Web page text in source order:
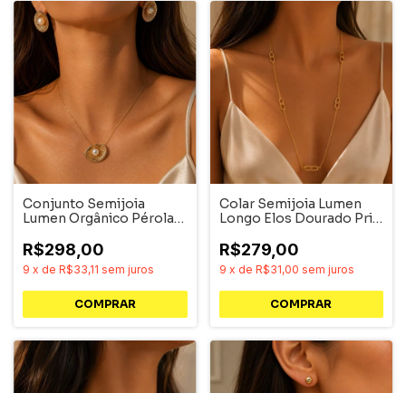
Conjunto Semijoia
Lumen Orgânico Pérola
R$298,00
9 x de R$33,11 sem juros
Colar Semijoia Lumen
Longo Elos Dourado Pri
R$279,00
9 x de R$31,00 sem juros